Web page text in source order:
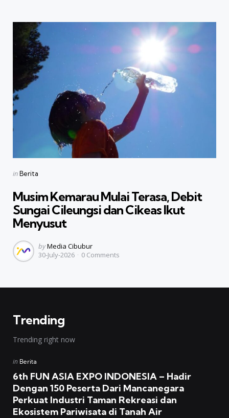
Categories
Posted
inBerita
Musim Kemarau Mulai Terasa, Debit
Sungai Cileungsi dan Cikeas Ikut
Menyusut
Posted
by
byMedia Cibubur
30-July-2026
0 Comments
Trending
Trending right now
Posted
in Berita
6th FUN ASIA EXPO INDONESIA – Hadir
Dengan 150 Peserta Dari Mancanegara
Perkuat Industri Taman Rekreasi dan
Ekosistem Pariwisata di Tanah Air